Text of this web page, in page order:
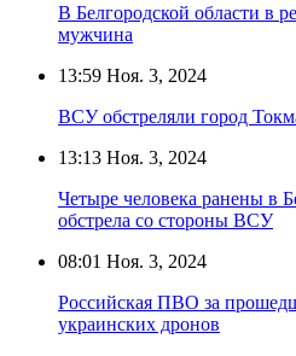
В Белгородской области в
мужчина
13:59 Ноя. 3, 2024
ВСУ обстреляли город
13:13 Ноя. 3, 2024
Четыре человека ранены в
обстрела со стороны ВСУ
08:01 Ноя. 3, 2024
Российская ПВО за
украинских дронов